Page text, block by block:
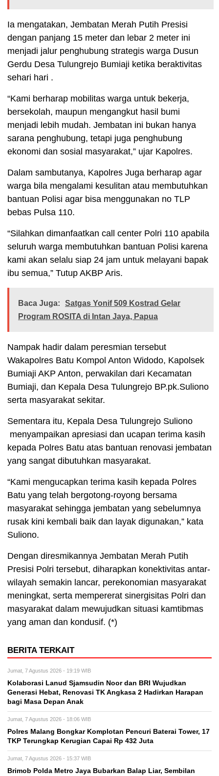
Ia mengatakan, Jembatan Merah Putih Presisi
dengan panjang 15 meter dan lebar 2 meter ini
menjadi jalur penghubung strategis warga Dusun
Gerdu Desa Tulungrejo Bumiaji ketika beraktivitas
sehari hari .
“Kami berharap mobilitas warga untuk bekerja,
bersekolah, maupun mengangkut hasil bumi
menjadi lebih mudah. Jembatan ini bukan hanya
sarana penghubung, tetapi juga penghubung
ekonomi dan sosial masyarakat,” ujar Kapolres.
Dalam sambutanya, Kapolres Juga berharap agar
warga bila mengalami kesulitan atau membutuhkan
bantuan Polisi agar bisa menggunakan no TLP
bebas Pulsa 110.
“Silahkan dimanfaatkan call center Polri 110 apabila
seluruh warga membutuhkan bantuan Polisi karena
kami akan selalu siap 24 jam untuk melayani bapak
ibu semua,” Tutup AKBP Aris.
Baca Juga:
Satgas Yonif 509 Kostrad Gelar
Program ROSITA di Intan Jaya, Papua
Nampak hadir dalam peresmian tersebut
Wakapolres Batu Kompol Anton Widodo, Kapolsek
Bumiaji AKP Anton, perwakilan dari Kecamatan
Bumiaji, dan Kepala Desa Tulungrejo BP.pk.Suliono
serta masyarakat sekitar.
Sementara itu, Kepala Desa Tulungrejo Suliono
menyampaikan apresiasi dan ucapan terima kasih
kepada Polres Batu atas bantuan renovasi jembatan
yang sangat dibutuhkan masyarakat.
“Kami mengucapkan terima kasih kepada Polres
Batu yang telah bergotong-royong bersama
masyarakat sehingga jembatan yang sebelumnya
rusak kini kembali baik dan layak digunakan,” kata
Suliono.
Dengan diresmikannya Jembatan Merah Putih
Presisi Polri tersebut, diharapkan konektivitas antar-
wilayah semakin lancar, perekonomian masyarakat
meningkat, serta mempererat sinergisitas Polri dan
masyarakat dalam mewujudkan situasi kamtibmas
yang aman dan kondusif. (*)
BERITA TERKAIT
Jumat, 7 Agustus 2026 - 19:19 WIB
Kolaborasi Lanud Sjamsudin Noor dan BRI Wujudkan
Generasi Hebat, Renovasi TK Angkasa 2 Hadirkan Harapan
bagi Masa Depan Anak
Jumat, 7 Agustus 2026 - 18:06 WIB
Polres Malang Bongkar Komplotan Pencuri Baterai Tower, 17
TKP Terungkap Kerugian Capai Rp 432 Juta
Jumat, 7 Agustus 2026 - 15:37 WIB
Brimob Polda Metro Jaya Bubarkan Balap Liar, Sembilan